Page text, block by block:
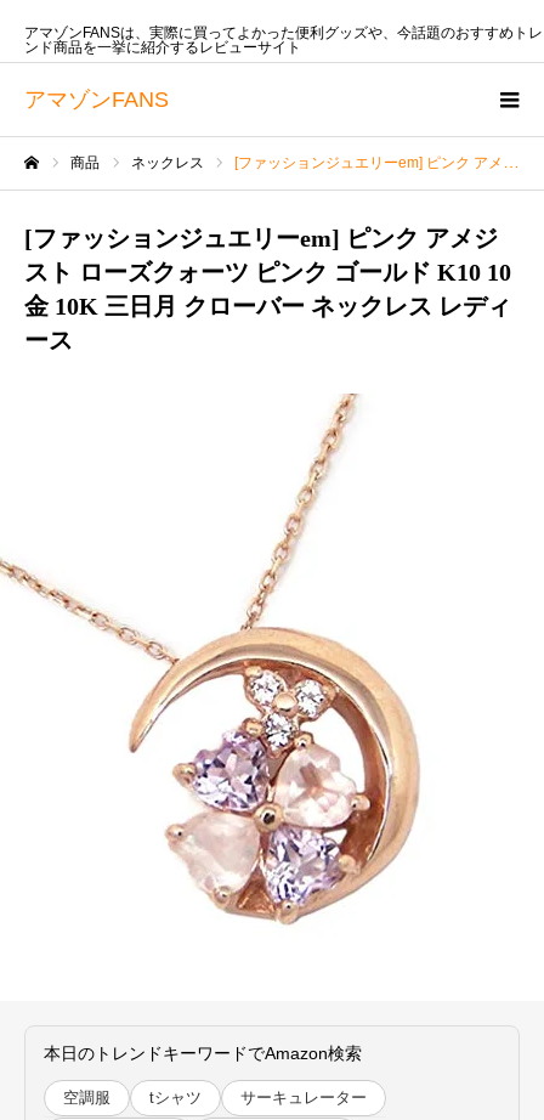
アマゾンFANS
アマゾンFANSは、実際に買ってよかった便利グッズや、今話題のおすすめトレ
ンド商品を一挙に紹介するレビューサイト
商品 ネックレス [ファッションジュエリーem] ピンク アメジスト ローズクォーツ ピンク ゴールド K10 10金 10K 三日月 クローバー ネックレス レディース
[ファッションジュエリーem] ピンク アメジ
スト ローズクォーツ ピンク ゴールド K10 10
金 10K 三日月 クローバー ネックレス レディ
ース
本日のトレンドキーワードでAmazon検索
空調服 tシャツ サーキュレーター